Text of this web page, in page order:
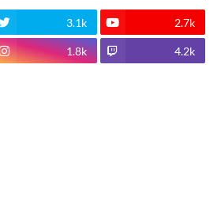
3.1k 2.7k
1.8k 4.2k